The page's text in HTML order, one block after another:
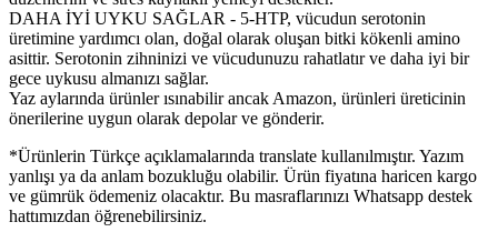
DAHA İYİ UYKU SAĞLAR - 5-HTP, vücudun serotonin
üretimine yardımcı olan, doğal olarak oluşan bitki kökenli amino
asittir. Serotonin zihninizi ve vücudunuzu rahatlatır ve daha iyi bir
gece uykusu almanızı sağlar.
Yaz aylarında ürünler ısınabilir ancak Amazon, ürünleri üreticinin
önerilerine uygun olarak depolar ve gönderir.
*Ürünlerin Türkçe açıklamalarında translate kullanılmıştır. Yazım
yanlışı ya da anlam bozukluğu olabilir. Ürün fiyatına haricen kargo
ve gümrük ödemeniz olacaktır. Bu masraflarınızı Whatsapp destek
hattımızdan öğrenebilirsiniz.